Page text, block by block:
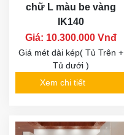
chữ L màu be vàng
IK140
Giá: 10.300.000 Vnđ
Giá mét dài kép( Tủ Trên +
Tủ dưới )
Xem chi tiết